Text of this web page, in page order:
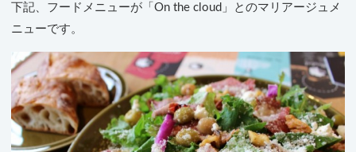
下記、フードメニューが「On the cloud」とのマリアージュメ
ニューです。